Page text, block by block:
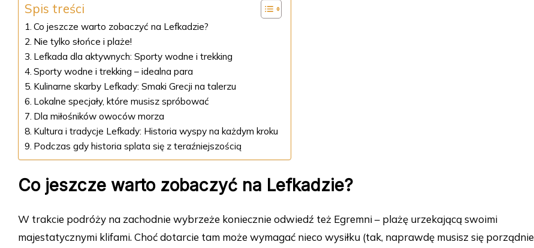
Spis treści
Co jeszcze warto zobaczyć na Lefkadzie?
Nie tylko słońce i plaże!
Lefkada dla aktywnych: Sporty wodne i trekking
Sporty wodne i trekking – idealna para
Kulinarne skarby Lefkady: Smaki Grecji na talerzu
Lokalne specjały, które musisz spróbować
Dla miłośników owoców morza
Kultura i tradycje Lefkady: Historia wyspy na każdym kroku
Podczas gdy historia splata się z teraźniejszością
Co jeszcze warto zobaczyć na Lefkadzie?
W trakcie podróży na zachodnie wybrzeże koniecznie odwiedź też Egremni – plażę urzekającą swoimi
majestatycznymi klifami. Choć dotarcie tam może wymagać nieco wysiłku (tak, naprawdę musisz się porządnie